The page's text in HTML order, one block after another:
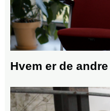
Hvem er de